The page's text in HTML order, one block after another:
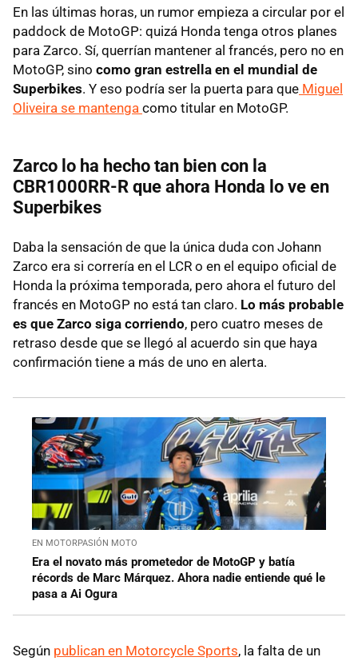
En las últimas horas, un rumor empieza a circular por el
paddock de MotoGP: quizá Honda tenga otros planes
para Zarco. Sí, querrían mantener al francés, pero no en
MotoGP, sino como gran estrella en el mundial de
Superbikes. Y eso podría ser la puerta para que Miguel
Oliveira se mantenga como titular en MotoGP.
Zarco lo ha hecho tan bien con la
CBR1000RR-R que ahora Honda lo ve en
Superbikes
Daba la sensación de que la única duda con Johann
Zarco era si correría en el LCR o en el equipo oficial de
Honda la próxima temporada, pero ahora el futuro del
francés en MotoGP no está tan claro. Lo más probable
es que Zarco siga corriendo, pero cuatro meses de
retraso desde que se llegó al acuerdo sin que haya
confirmación tiene a más de uno en alerta.
EN MOTORPASIÓN MOTO
Era el novato más prometedor de MotoGP y batía
récords de Marc Márquez. Ahora nadie entiende qué le
pasa a Ai Ogura
Según publican en Motorcycle Sports, la falta de un